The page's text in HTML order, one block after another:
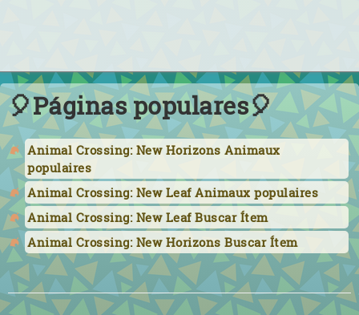
🎈Páginas populares🎈
Animal Crossing: New Horizons Animaux
populaires
Animal Crossing: New Leaf Animaux populaires
Animal Crossing: New Leaf Buscar Ítem
Animal Crossing: New Horizons Buscar Ítem